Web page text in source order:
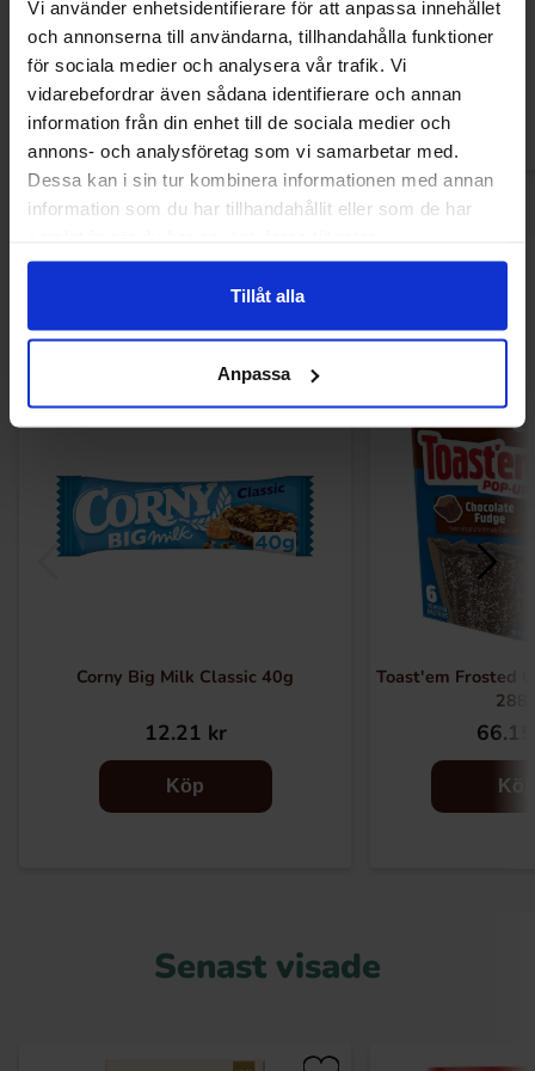
Vi använder enhetsidentifierare för att anpassa innehållet
och annonserna till användarna, tillhandahålla funktioner
för sociala medier och analysera vår trafik. Vi
vidarebefordrar även sådana identifierare och annan
information från din enhet till de sociala medier och
annons- och analysföretag som vi samarbetar med.
Dessa kan i sin tur kombinera informationen med annan
information som du har tillhandahållit eller som de har
Tillåt alla
Anpassa
54.90 kr
Köp
Andra gillade
Corny Big Milk Classic 40g
12.21 kr
Köp
Toast'em Frosted
Köp
Senast visade